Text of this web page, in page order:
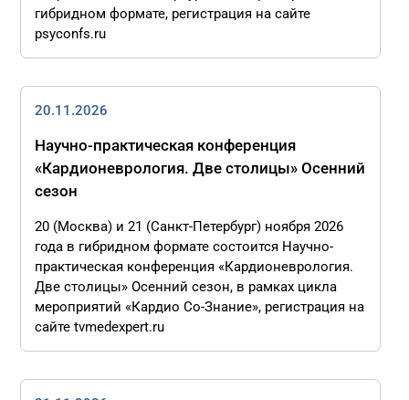
гибридном формате, регистрация на сайте
psyconfs.ru
20.11.2026
Научно-практическая конференция
«Кардионеврология. Две столицы» Осенний
сезон
20 (Москва) и 21 (Санкт-Петербург) ноября 2026
года в гибридном формате состоится Научно-
практическая конференция «Кардионеврология.
Две столицы» Осенний сезон, в рамках цикла
мероприятий «Кардио Co-Знание», регистрация на
сайте tvmedexpert.ru